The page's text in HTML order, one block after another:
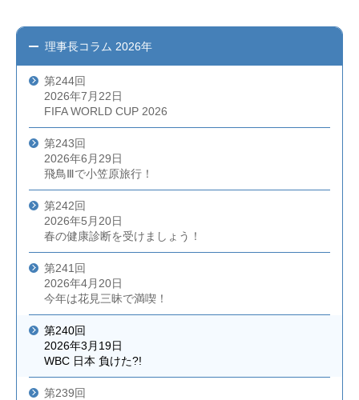
理事長コラム 2026年
第244回
2026年7月22日
FIFA WORLD CUP 2026
第243回
2026年6月29日
飛鳥Ⅲで小笠原旅行！
第242回
2026年5月20日
春の健康診断を受けましょう！
第241回
2026年4月20日
今年は花見三昧で満喫！
第240回
2026年3月19日
WBC 日本 負けた?!
第239回